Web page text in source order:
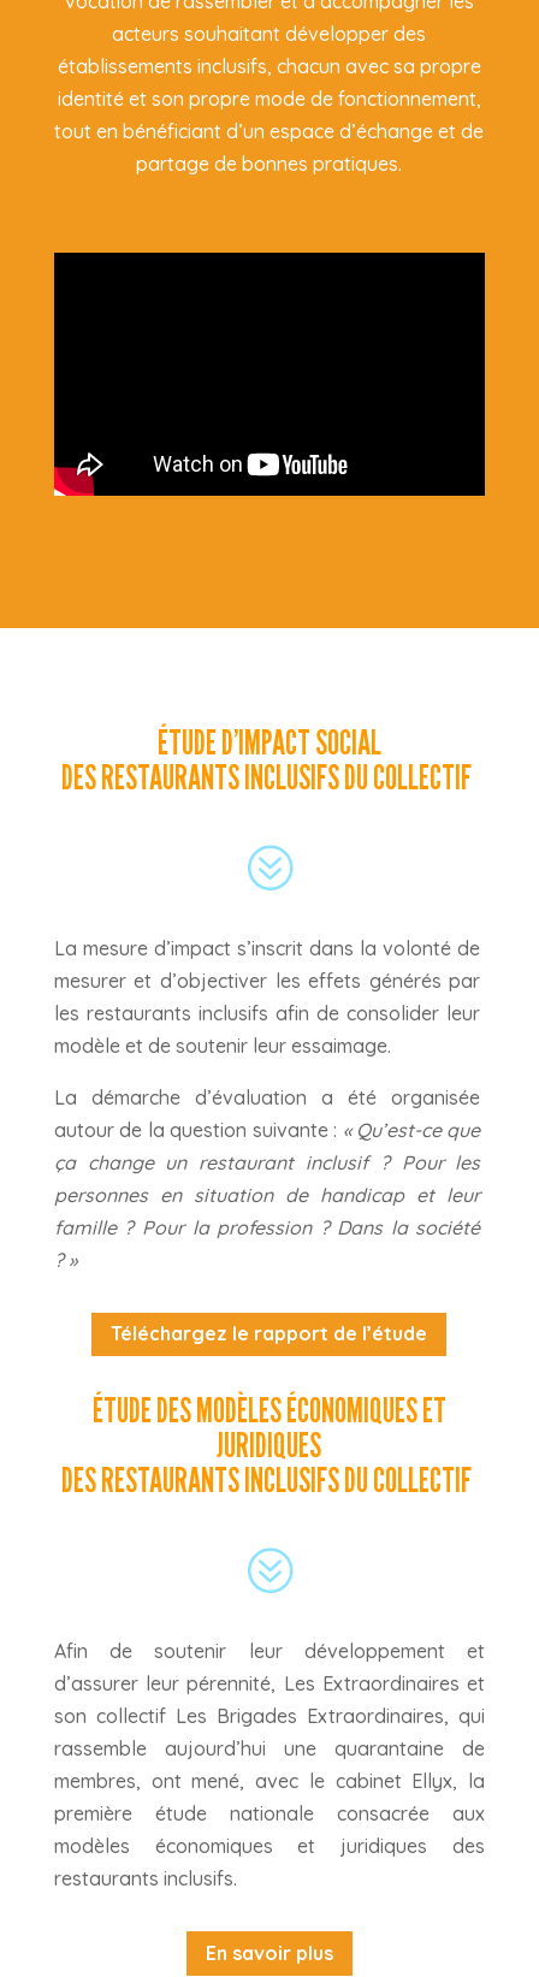
acteurs souhaitant développer des
établissements inclusifs, chacun avec sa propre
identité et son propre mode de fonctionnement,
tout en bénéficiant d’un espace d’échange et de
partage de bonnes pratiques.
ÉTUDE D’IMPACT SOCIAL
DES RESTAURANTS INCLUSIFS DU COLLECTIF
?
La mesure d’impact s’inscrit dans la volonté de
mesurer et d’objectiver les effets générés par
les restaurants inclusifs afin de consolider leur
modèle et de soutenir leur essaimage.
La démarche d’évaluation a été organisée
autour de la question suivante : « Qu’est-ce que
ça change un restaurant inclusif ? Pour les
personnes en situation de handicap et leur
famille ? Pour la profession ? Dans la société
? »
Téléchargez le rapport de l’étude
ÉTUDE DES MODÈLES ÉCONOMIQUES ET
JURIDIQUES
DES RESTAURANTS INCLUSIFS DU COLLECTIF
?
Afin de soutenir leur développement et
d’assurer leur pérennité, Les Extraordinaires et
son collectif Les Brigades Extraordinaires, qui
rassemble aujourd’hui une quarantaine de
membres, ont mené, avec le cabinet Ellyx, la
première étude nationale consacrée aux
modèles économiques et juridiques des
restaurants inclusifs.
En savoir plus